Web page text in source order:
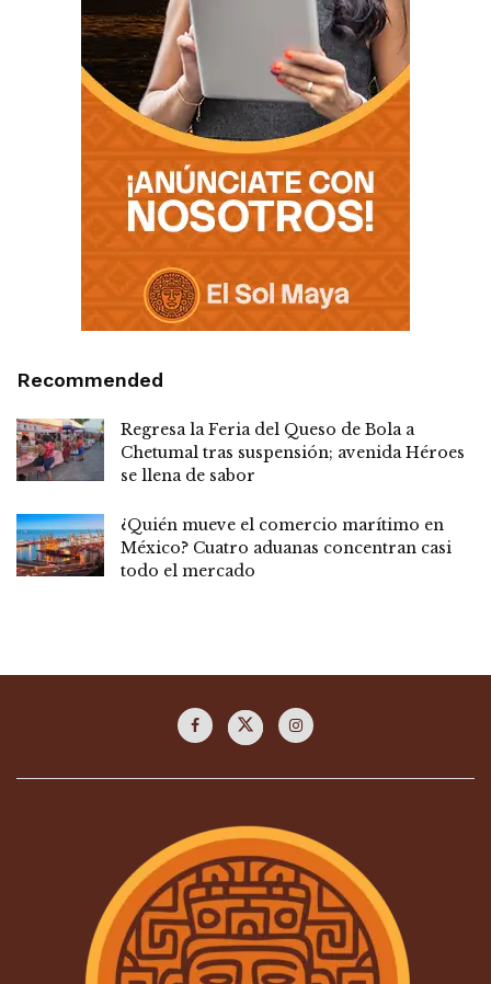
Recommended
Regresa la Feria del Queso de Bola a
Chetumal tras suspensión; avenida Héroes
se llena de sabor
¿Quién mueve el comercio marítimo en
México? Cuatro aduanas concentran casi
todo el mercado